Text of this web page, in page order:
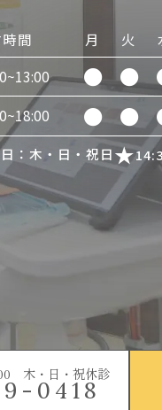
間 月 火
● ●
● ●
：木・日・祝日
木・日・祝休診
0418